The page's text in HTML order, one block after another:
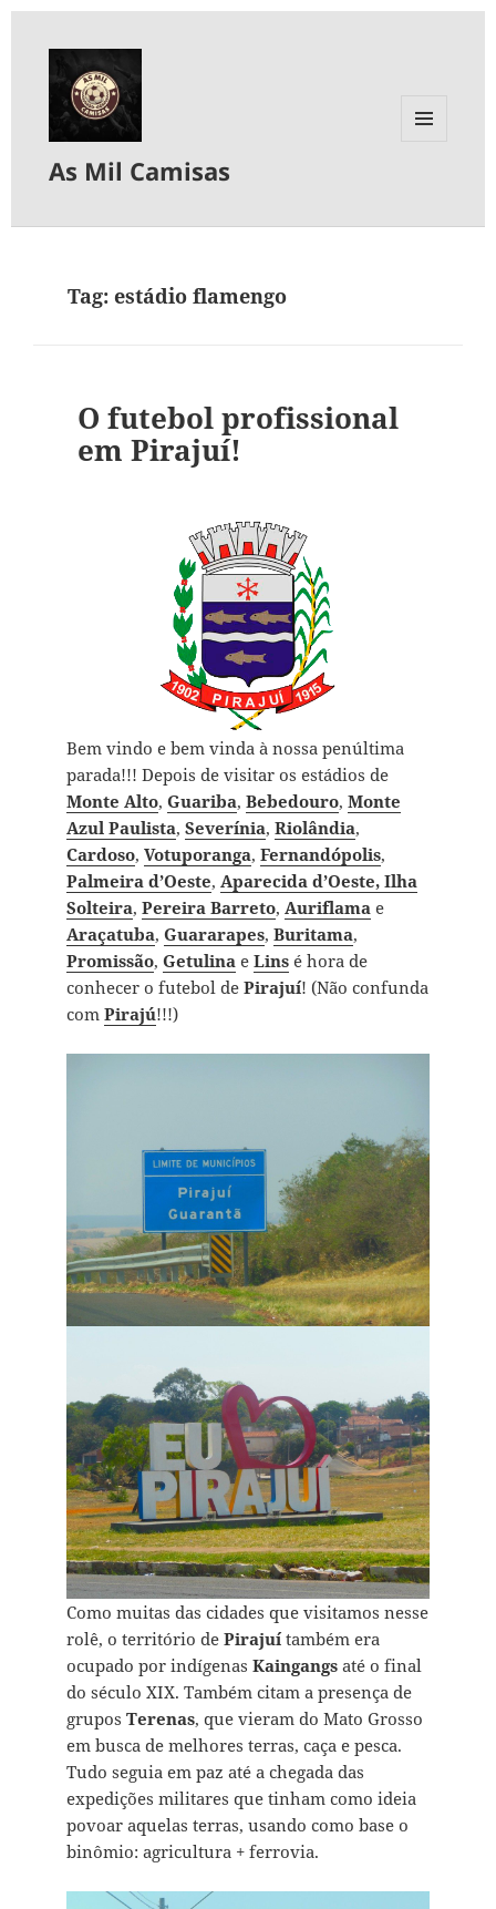
As Mil Camisas
Tag:estádio flamengo
O futebol profissional
em Pirajuí!
Bem vindo e bem vinda à nossa penúltima
parada!!! Depois de visitar os estádios de
Monte Alto, Guariba, Bebedouro, Monte
Azul Paulista, Severínia, Riolândia,
Cardoso, Votuporanga, Fernandópolis,
Palmeira d’Oeste, Aparecida d’Oeste, Ilha
Solteira, Pereira Barreto, Auriflamae
Araçatuba, Guararapes, Buritama,
Promissão, Getulinae Linsé hora de
conhecer o futebol de Pirajuí! (Não confunda
com Pirajú!!!)
Como muitas das cidades que visitamos nesse
rolê, o território de Pirajuítambém era
ocupado por indígenas Kaingangsaté o final
do século XIX. Também citam a presença de
grupos Terenas, que vieram do Mato Grosso
em busca de melhores terras, caça e pesca.
Tudo seguia em paz até a chegada das
expedições militares que tinham como ideia
povoar aquelas terras, usando como base o
binômio: agricultura + ferrovia.